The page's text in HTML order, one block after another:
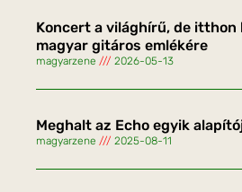
Koncert a világhírű, de itthon
magyar gitáros emlékére
magyarzene 2026-05-13
Meghalt az Echo egyik
magyarzene 2025-08-11